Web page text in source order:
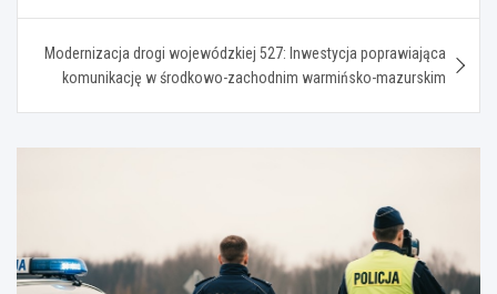
Modernizacja drogi wojewódzkiej 527: Inwestycja poprawiająca
komunikację w środkowo-zachodnim warmińsko-mazurskim